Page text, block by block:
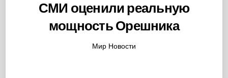
СМИ оценили реальную
мощность Орешника
Мир Новости